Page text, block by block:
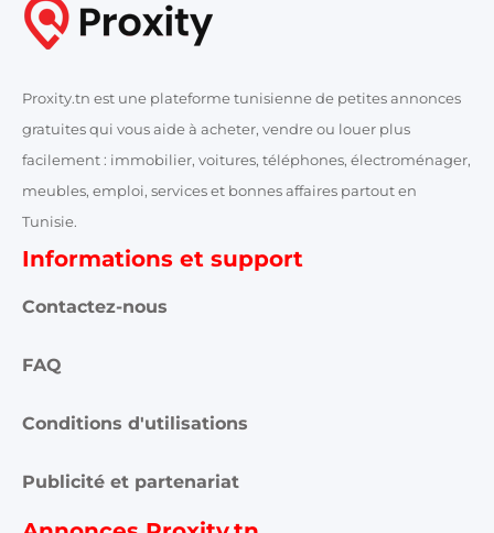
Proxity.tn est une plateforme tunisienne de petites annonces
gratuites qui vous aide à acheter, vendre ou louer plus
facilement : immobilier, voitures, téléphones, électroménager,
meubles, emploi, services et bonnes affaires partout en
Tunisie.
Informations et support
Contactez-nous
FAQ
Conditions d'utilisations
Publicité et partenariat